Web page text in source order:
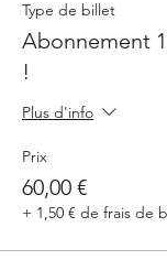
Type de billet
Abonnement
!
Plus d'info
Prix
60,00 €
+ 1,50 € de frais de